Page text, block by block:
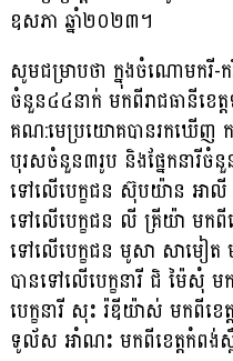
ឧសភា ឆ្នាំ២០២៣។
សូមជម្រាបថា ក្នុងចំណោមករី-ករី
ចំនួន៤៤នាក់ មកពីរាជធានីខេ
គណ:មេប្រយោគបានរកឃើញ ក
បុរសចំនួន៣រូប និងផ្នែកនារីចំ
ទៅលើបេក្ខជន ស៊ុបយ៉ាន អាលី
ទៅលើបេក្ខជន លី គ្រីយ៉ា មកពី
ទៅលើបេក្ខជន មូសា សាមៀត ម
បានទៅលើបេក្ខនារី ជិ ម៉ៃសុំ
បេក្ខនារី សុះ រ៉ឌីយ៉ាស់ មកពីខេ
ទូល័ស អាំណះ មកពីខេត្តកំពង់ស្